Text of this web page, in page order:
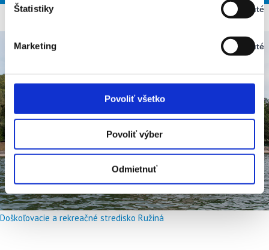
Štatistiky
Vypnuté
Stav:
Marketing
Vypnuté
Stav:
Povoliť všetko
Povoliť výber
Odmietnuť
Doškoľovacie a rekreačné stredisko Ružiná